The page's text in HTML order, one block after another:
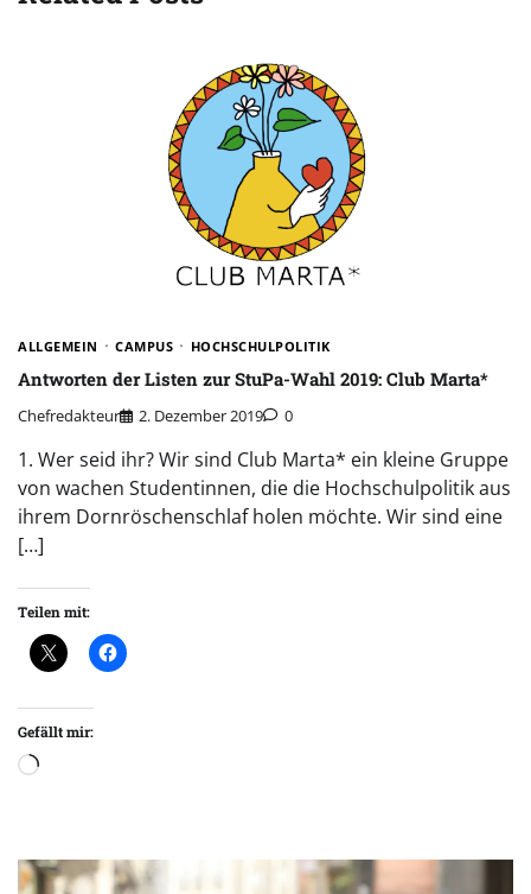
ALLGEMEIN CAMPUS HOCHSCHULPOLITIK
Antworten der Listen zur StuPa-Wahl 2019: Club Marta*
Chefredakteur 2. Dezember 2019 0
1. Wer seid ihr? Wir sind Club Marta* ein kleine Gruppe
von wachen Studentinnen, die die Hochschulpolitik aus
ihrem Dornröschenschlaf holen möchte. Wir sind eine
[…]
Teilen mit:
Gefällt mir:
Wird